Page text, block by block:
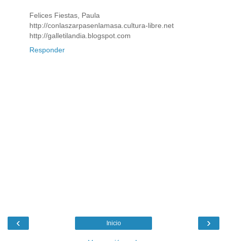
Felices Fiestas, Paula
http://conlaszarpasenlamasa.cultura-libre.net
http://galletilandia.blogspot.com
Responder
‹ ›
Inicio